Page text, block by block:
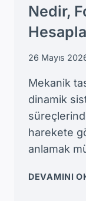
Nedir,
26 Mayıs
Mekanik
dinamik
harekete
anlamak
DEVAMINI